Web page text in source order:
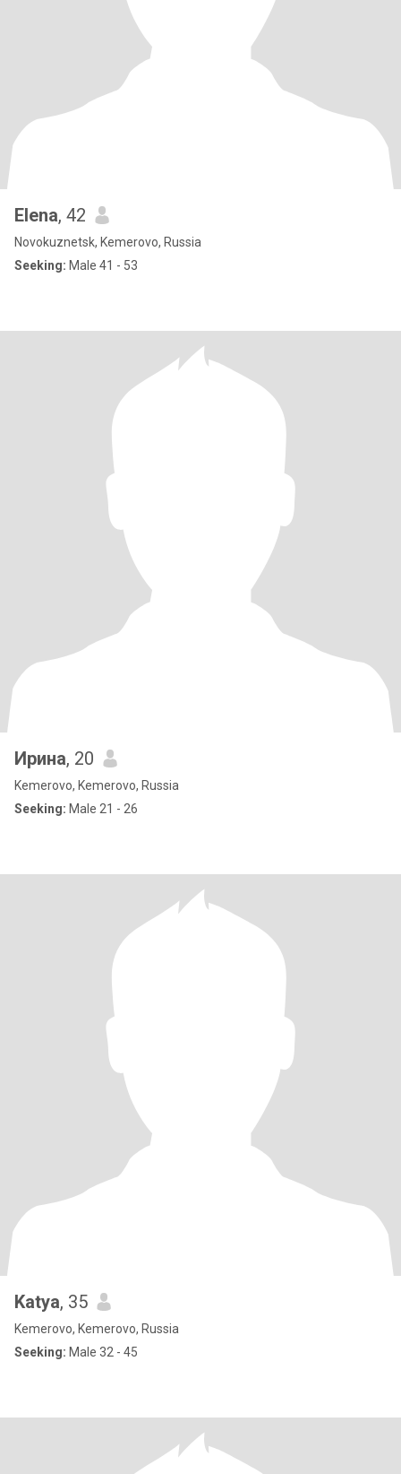
Elena, 42
Novokuznetsk, Kemerovo, Russia
Seeking: Male 41 - 53
Ирина, 20
Kemerovo, Kemerovo, Russia
Seeking: Male 21 - 26
Katya, 35
Kemerovo, Kemerovo, Russia
Seeking: Male 32 - 45